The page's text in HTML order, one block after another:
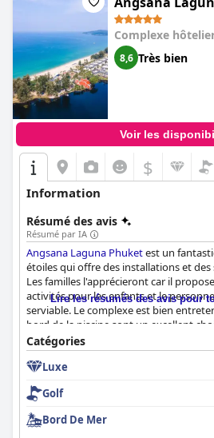
Complexe
8,6 Très bien
Voir les
$
Information
Résumé des avis
Résumé par IA
Angsana Laguna Phuketest un
étoiles qui offre des installations et des
Les familles l'apprécieront car il
activités pour les enfants et le
serviable. Le complexe est bien
bord de la piscine sont un excellent
prix est excellent, surtout pour les
commentaires critiquent le petit-
commentaires des clients est
qualifiant le complexe d'exceptionnel
fortement recommandé et constitue
rapport aux autres hôtels 5 étoiles de
Lire les résumés des avis pour
Catégories
Luxe
Golf
Bord De Mer